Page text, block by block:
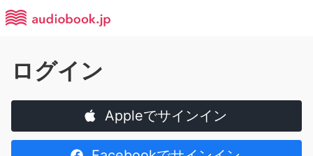
ログイン
Appleでサインイン